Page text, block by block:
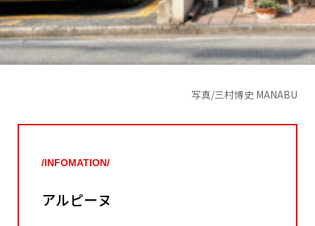
写真/三村博史 MANABU
/INFOMATION/
アルピーヌ